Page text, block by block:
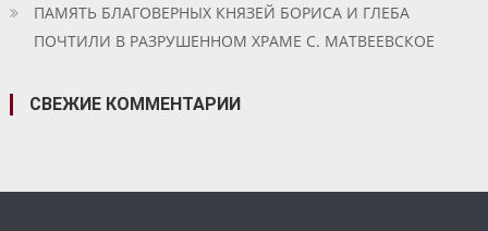
ПАМЯТЬ БЛАГОВЕРНЫХ КНЯЗЕЙ БОРИСА И ГЛЕБА
ПОЧТИЛИ В РАЗРУШЕННОМ ХРАМЕ С. МАТВЕЕВСКОЕ
СВЕЖИЕ КОММЕНТАРИИ